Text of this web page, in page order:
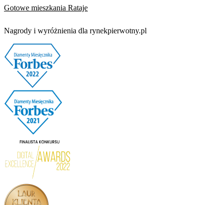
Gotowe mieszkania Rataje
Nagrody i wyróżnienia dla rynekpierwotny.pl